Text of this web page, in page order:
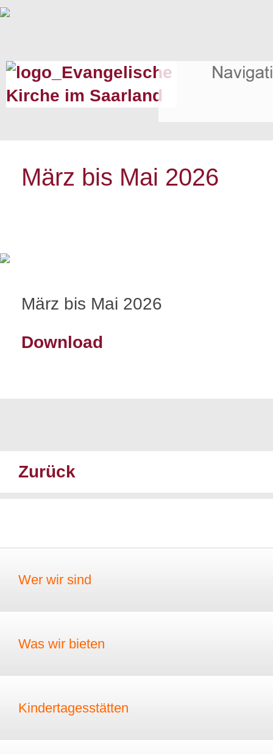
März bis Mai 2026
März bis Mai 2026
Download
Zurück
Wer wir sind
Was wir bieten
Kindertagesstätten